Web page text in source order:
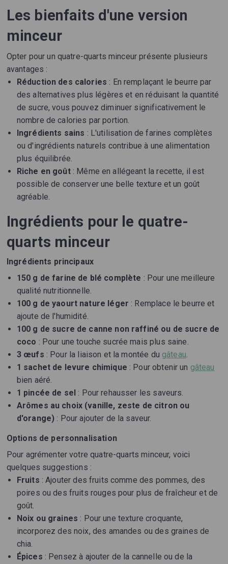
Les bienfaits d'une version
minceur
Opter pour un quatre-quarts minceur présente plusieurs
avantages :
Réduction des calories : En remplaçant le beurre par
des alternatives plus légères et en réduisant la quantité
de sucre, vous pouvez diminuer significativement le
nombre de calories par portion.
Ingrédients sains : L'utilisation de farines complètes
ou d'ingrédients naturels contribue à une alimentation
plus équilibrée.
Riche en goût: Même en allégeant la recette, il est
possible de conserver une belle texture et un goût
agréable.
Ingrédients pour le quatre-
quarts minceur
Ingrédients principaux
150 g de farine de blé complète : Pour une meilleure
qualité nutritionnelle.
100 g de yaourt nature léger : Remplace le beurre et
ajoute de l'humidité.
100 g de sucre de canne non raffiné ou de sucre de
coco : Pour une touche sucrée mais plus saine.
3 œufs : Pour la liaison et la montée du gâteau.
1 sachet de levure chimique : Pour obtenir un gâteau
bien aéré.
1 pincée de sel : Pour rehausser les saveurs.
Arômes au choix (vanille, zeste de citron ou
d'orange) : Pour ajouter de la saveur.
Options de personnalisation
Pour agrémenter votre quatre-quarts minceur, voici
quelques suggestions :
Fruits : Ajouter des fruits comme des pommes, des
poires ou des fruits rouges pour plus de fraîcheur et de
goût.
Noix ou graines : Pour une texture croquante,
incorporez des noix, des amandes ou des graines de
chia.
Épices : Pensez à ajouter de la cannelle ou de la